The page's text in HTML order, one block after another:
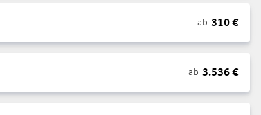
ab 310€
ab 3.536€